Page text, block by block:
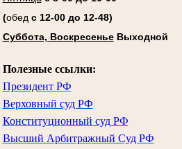
(обед с 12-00 до 12-48)
Суббота, ВоскресеньеВыходной
Полезные ссылки:
Президент РФ
Верховный суд РФ
Конституционный суд РФ
Высший Арбитражный Суд РФ